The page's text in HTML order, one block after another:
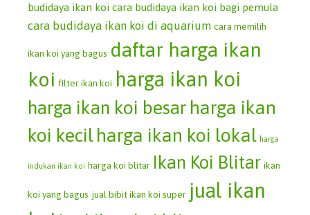
budidaya ikan koi cara budidaya ikan koi bagi pemula
cara budidaya ikan koi di aquarium cara memilih
ikan koi yang bagus daftar harga ikan
koi filter ikan koi harga ikan koi
harga ikan koi besar harga ikan
koi kecilharga ikan koi lokal harga
indukan ikan koi harga koi blitar Ikan Koi Blitar ikan
koi yang bagus jual bibit ikan koi super jual ikan